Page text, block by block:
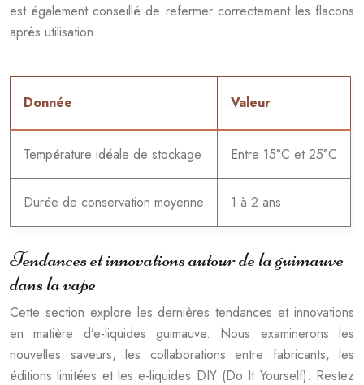
est également conseillé de refermer correctement les flacons
après utilisation.
Donnée Valeur
Température idéale de stockage Entre 15°C et 25°C
Durée de conservation moyenne 1 à 2 ans
Tendances et innovations autour de la guimauve
dans la vape
Cette section explore les dernières tendances et innovations
en matière d’e-liquides guimauve. Nous examinerons les
nouvelles saveurs, les collaborations entre fabricants, les
éditions limitées et les e-liquides DIY (Do It Yourself). Restez